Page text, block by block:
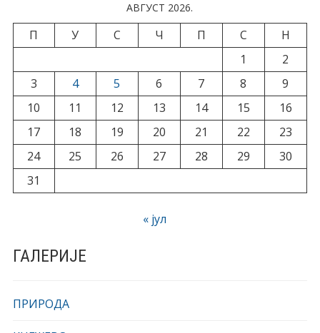
АВГУСТ 2026.
П У С Ч П С
Н
1
2
3
4 5 6 7 8
9
10
11 12 13 14 15
16
17
18 19 20 21 22
23
24
25 26 27 28 29
30
31
« јул
ГАЛЕРИЈЕ
ПРИРОДА